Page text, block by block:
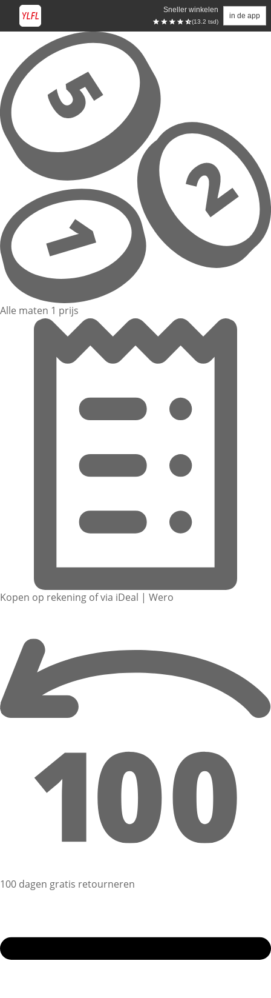
Sneller winkelen
(13.2 tsd)
in de app
Overslaan naar hoofdinhoud
Alle maten 1 prijs
Kopen op rekening of via iDeal | Wero
100 dagen gratis retourneren